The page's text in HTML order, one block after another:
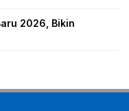
2026, Bikin